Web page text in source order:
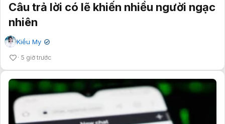
Câu trả lời có lẽ khiến nhiều người ngạc
nhiên
Kiều My ✔
5 giờ trước